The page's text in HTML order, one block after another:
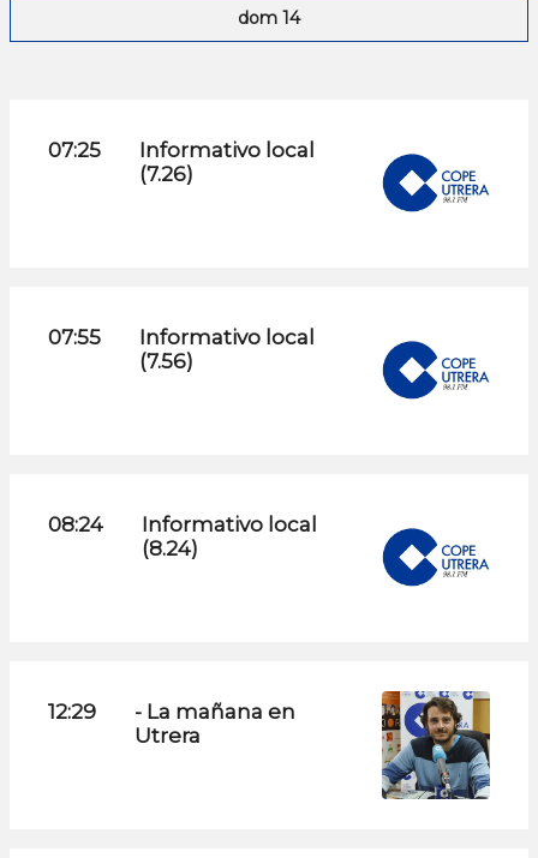
dom 14
07:25
Informativo local
(7.26)
07:55
Informativo local
(7.56)
08:24
Informativo local
(8.24)
12:29
- La mañana en
Utrera